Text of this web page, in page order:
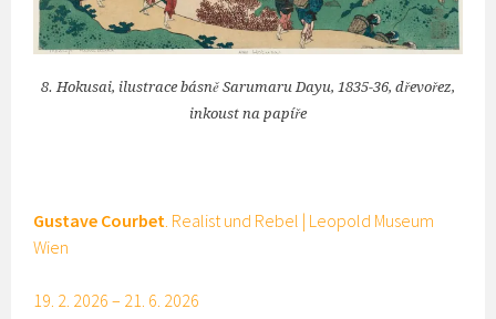
8. Hokusai, ilustrace básně Sarumaru Dayu, 1835-36, dřevořez,
inkoust na papíře
Gustave Courbet . Realist und Rebel | Leopold Museum
Wien
19. 2. 2026 – 21. 6. 2026